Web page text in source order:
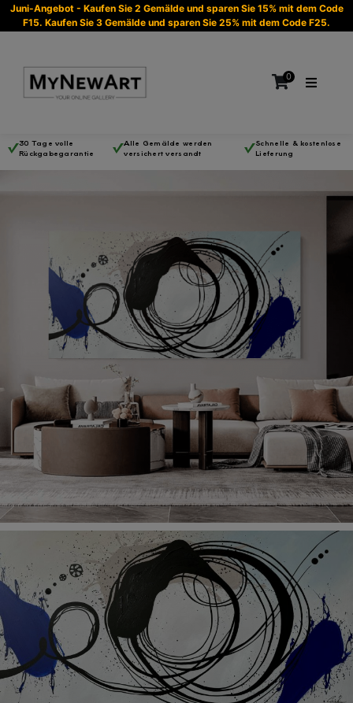
Juni-Angebot - Kaufen Sie 2 Gemälde und sparen Sie 15% mit dem Code
F15. Kaufen Sie 3 Gemälde und sparen Sie 25% mit dem Code F25.
0
30 Tage volle
Rückgabegarantie
Alle Gemälde werden
versichert versandt
Schnelle & kostenlose
Lieferung